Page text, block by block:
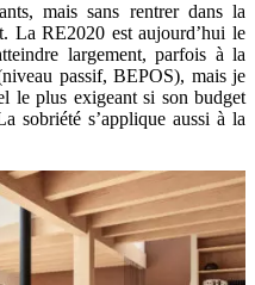
mais sans rentrer dans la
La RE2020 est aujourd’hui le
largement, parfois à la
passif, BEPOS), mais je
le plus exigeant si son budget
sobriété s’applique aussi à la